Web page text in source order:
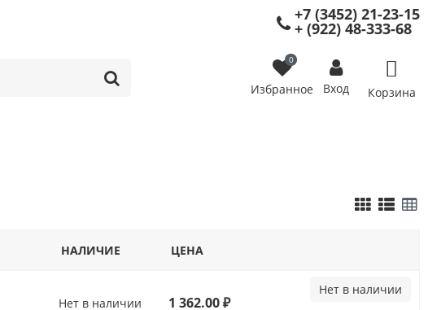
+7 (3452) 21-23-15
+ (922) 48-333-68
0
Избранное Вход Корзина
НАЛИЧИЕ ЦЕНА
Нет в наличии 1 362.00 ₽
Нет в наличии